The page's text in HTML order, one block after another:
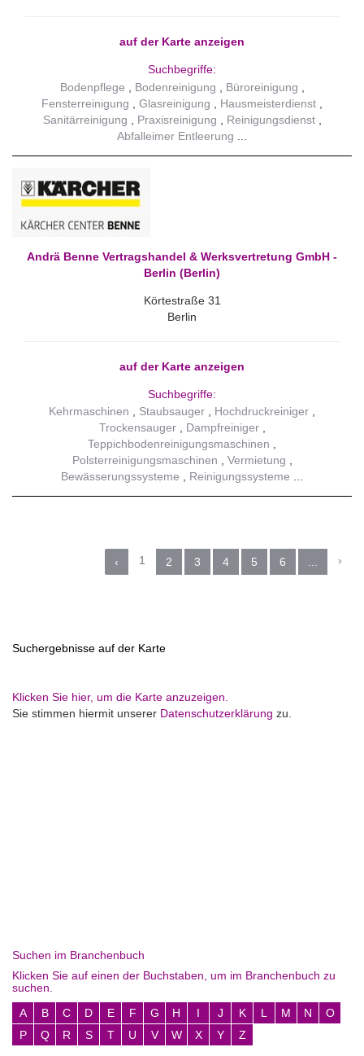
auf der Karte anzeigen
Suchbegriffe:
Bodenpflege
Bodenreinigung
Büroreinigung
Fensterreinigung
Glasreinigung
Hausmeisterdienst
Sanitärreinigung
Praxisreinigung
Reinigungsdienst
Abfalleimer Entleerung
Andrä Benne Vertragshandel & Werksvertretung GmbH -
Berlin (Berlin)
Körtestraße 31
Berlin
auf der Karte anzeigen
Suchbegriffe:
Kehrmaschinen
Staubsauger
Hochdruckreiniger
Trockensauger
Dampfreiniger
Teppichbodenreinigungsmaschinen
Polsterreinigungsmaschinen
Vermietung
Bewässerungssysteme
Reinigungssysteme
‹ 1 2 3 4 5 6 ›
Suchergebnisse auf der Karte
Klicken Sie hier, um die Karte anzuzeigen.
Sie stimmen hiermit unserer Datenschutzerklärung zu.
Suchen im Branchenbuch
Klicken Sie auf einen der Buchstaben, um im Branchenbuch zu
suchen.
A
B C D E F G H I J K L M N
O
P
Q R S T U V W X Y Z